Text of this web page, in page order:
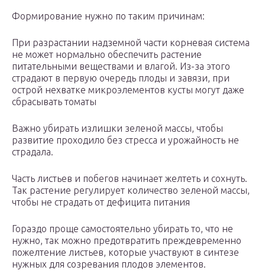
Формирование нужно по таким причинам:
При разрастании надземной части корневая система
не может нормально обеспечить растение
питательными веществами и влагой. Из-за этого
страдают в первую очередь плоды и завязи, при
острой нехватке микроэлементов кусты могут даже
сбрасывать томаты
Важно убирать излишки зеленой массы, чтобы
развитие проходило без стресса и урожайность не
страдала.
Часть листьев и побегов начинает желтеть и сохнуть.
Так растение регулирует количество зеленой массы,
чтобы не страдать от дефицита питания
Гораздо проще самостоятельно убирать то, что не
нужно, так можно предотвратить преждевременно
пожелтение листьев, которые участвуют в синтезе
нужных для созревания плодов элементов.